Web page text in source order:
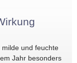
und feuchte
Jahr besonders